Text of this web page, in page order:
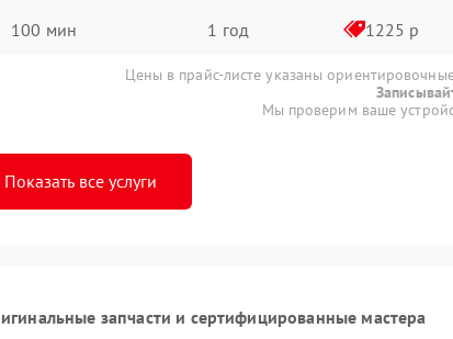
100 мин 1 год 1225 р
Цены в прайс-листе указаны
Мы проверим ваше
Показать все услуги
запчасти и сертифицированные мастера